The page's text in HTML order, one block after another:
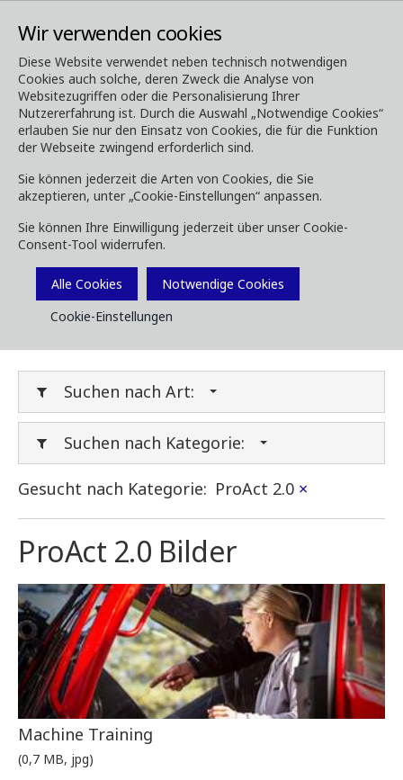
Wir verwenden cookies
Diese Website verwendet neben technisch notwendigen
Cookies auch solche, deren Zweck die Analyse von
Websitezugriffen oder die Personalisierung Ihrer
Nutzererfahrung ist. Durch die Auswahl „Notwendige Cookies“
erlauben Sie nur den Einsatz von Cookies, die für die Funktion
der Webseite zwingend erforderlich sind.
Sie können jederzeit die Arten von Cookies, die Sie
akzeptieren, unter „Cookie-Einstellungen“ anpassen.
Sie können Ihre Einwilligung jederzeit über unser Cookie-
Consent-Tool widerrufen.
Alle Cookies
Notwendige Cookies
Cookie-Einstellungen
Media Downloads
Downloads
Laden Sie Broschüren, Bilder, Videos,
Kundenmagazine und andere Medien herunter.
Sie können dies nach Typ oder Kategorie unten
Filtern.
Filter Media
Suchen nach Art:
Suchen nach Kategorie:
Gesucht nach Kategorie: ProAct 2.0 ×
ProAct 2.0 Bilder
Machine Training
(0,7 MB, jpg)